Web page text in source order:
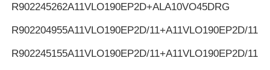
R902245262A11VLO190EP2D+ALA10VO45DRG
R902204955A11VLO190EP2D/11+A11VLO190EP2D/11
R902245155A11VLO190EP2D/11+A11VLO190EP2D/11